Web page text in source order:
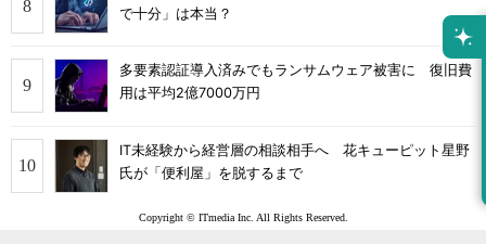
で十分」は本当？
多要素認証導入済みでもランサムウェア被害に 復旧費
用は平均2億7000万円
IT未経験から経営層の相談相手へ 花キューピット星野
氏が「便利屋」を脱するまで
Copyright © ITmedia Inc. All Rights Reserved.